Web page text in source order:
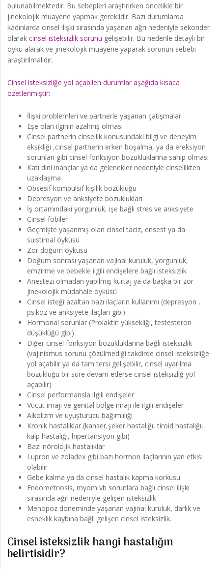
bulunabilmektedir. Bu sebepleri araştırırken öncelikle bir
jinekolojik muayene yapmak gereklidir. Bazı durumlarda
kadınlarda cinsel ilişki sırasında yaşanan ağrı nedeniyle sekonder
olarak cinsel isteksizlik sorunu gelişebilir. Bu nedenle detaylı bir
öykü alarak ve jinekolojik muayene yaparak sorunun sebebi
araştırılmalıdır.
Cinsel isteksizliğe yol açabilen durumlar aşağıda kısaca
özetlenmiştir:
İlişki problemleri ve partnerle yaşanan çatışmalar
Eşe olan ilginin azalmış olması
Cinsel partnerin cinsellik konusundaki bilgi ve deneyim
eksikliği ,cinsel partnerin erken boşalma, ya da ereksiyon
sorunları gibi cinsel fonksiyon bozukluklarına sahip olması
Katı dini inançlar ya da gelenekler nedeniyle cinsellikten
uzaklaşma
Obsesif kompulsif kişilik bozukluğu
Depresyon ve anksiyete bozuklukları
İş ortamındaki yorgunluk, işe bağlı stres ve anksiyete
Cinsel fobiler
Geçmişte yaşanmış olan cinsel taciz, ensest ya da
suistimal öyküsü
Zor doğum öyküsü
Doğum sonrası yaşanan vajinal kuruluk, yorgunluk,
emzirme ve bebekle ilgili endişelere bağlı isteksizlik
Anestezi olmadan yapılmış kürtaj ya da başka bir zor
jinekolojik müdahale öyküsü
Cinsel isteği azaltan bazı ilaçların kullanımı (depresyon ,
psikoz ve anksiyete ilaçları gibi)
Hormonal sorunlar (Prolaktin yüksekliği, testesteron
düşüklüğü gibi)
Diğer cinsel fonksiyon bozukluklarına bağlı isteksizlik
(vajinismus sorunu çözülmediği takdirde cinsel isteksizliğe
yol açabilir ya da tam tersi gelişebilir, cinsel uyarılma
bozukluğu bir süre devam ederse cinsel isteksizliğ yol
açabilir)
Cinsel performansla ilgili endişeler
Vücut imajı ve genital bölge imajı ile ilgili endişeler
Alkolizm ve uyuşturucu bağımlılığı
Kronik hastalıklar (kanser,şeker hastalığı, tiroid hastalığı,
kalp hastalığı, hipertansiyon gibi)
Bazı nörolojik hastalıklar
Lupron ve zoladex gibi bazı hormon ilaçlarının yan etkisi
olabilir
Gebe kalma ya da cinsel hastalık kapma korkusu
Endometriosis, myom vb sorunlara bağlı cinsel ilişki
sırasında ağrı nedeniyle gelişen isteksizlik
Menopoz döneminde yaşanan vajinal kuruluk, darlık ve
esneklik kaybına bağlı gelişen cinsel isteksizlik.
Cinsel isteksizlik hangi hastalığın
belirtisidir?